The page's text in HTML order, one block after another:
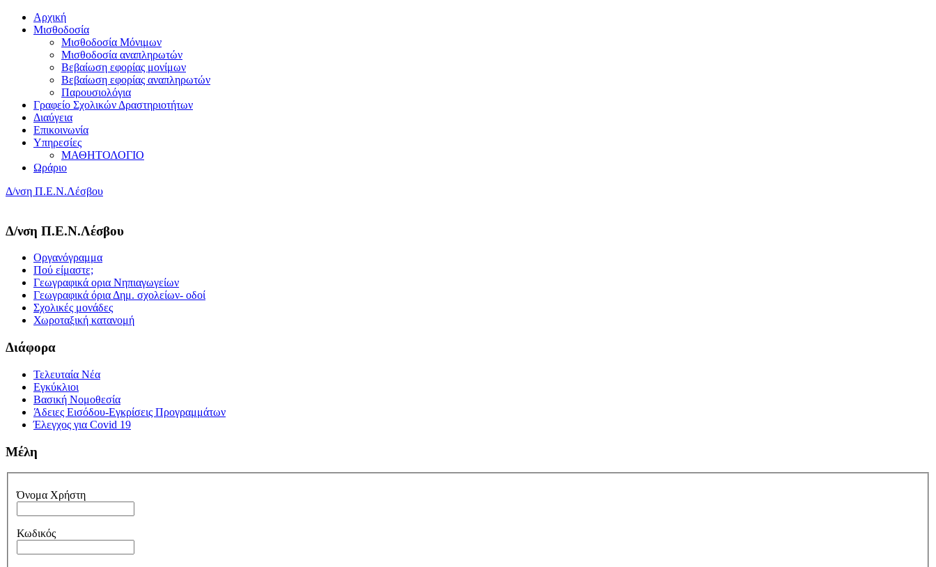
Αρχική
Μισθοδοσία
Μισθοδοσία Μόνιμων
Μισθοδοσία αναπληρωτών
Βεβαίωση εφορίας μονίμων
Βεβαίωση εφορίας αναπληρωτών
Παρουσιολόγια
Γραφείο Σχολικών Δραστηριοτήτων
Διαύγεια
Επικοινωνία
Υπηρεσίες
ΜΑΘΗΤΟΛΟΓΙΟ
Ωράριο
Δ/νση Π.Ε.Ν.Λέσβου
Δ/νση Π.Ε.Ν.Λέσβου
Οργανόγραμμα
Πού είμαστε;
Γεωγραφικά ορια Νηπιαγωγείων
Γεωγραφικά όρια Δημ. σχολείων- οδοί
Σχολικές μονάδες
Χωροταξική κατανομή
Διάφορα
Τελευταία Νέα
Εγκύκλιοι
Βασική Νομοθεσία
Άδειες Εισόδου-Εγκρίσεις Προγραμμάτων
Έλεγχος για Covid 19
Μέλη
Όνομα Χρήστη
Κωδικός